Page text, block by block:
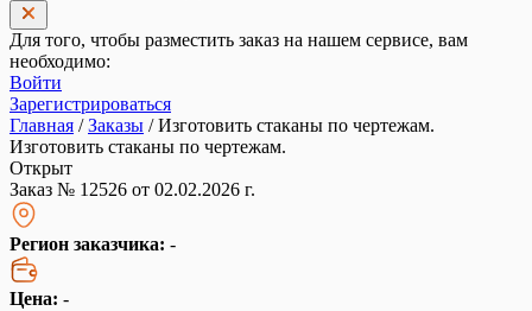
Для того, чтобы разместить заказ на нашем сервисе, вам
необходимо:
Войти
Зарегистрироваться
Главная /Заказы /Изготовить стаканы по чертежам.
Изготовить стаканы по чертежам.
Открыт
Заказ № 12526 от 02.02.2026 г.
Регион заказчика: -
Цена: -